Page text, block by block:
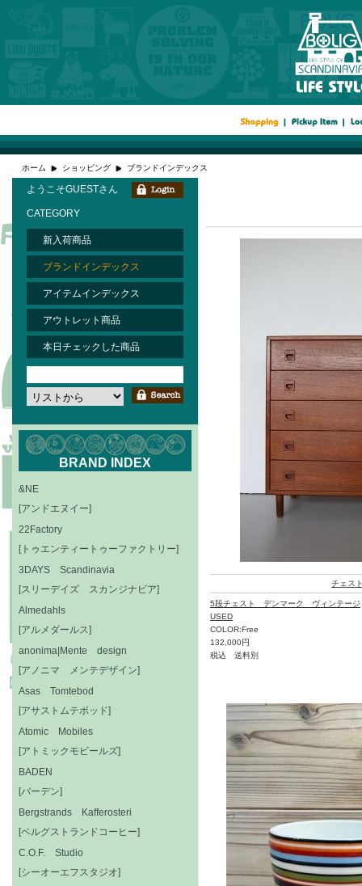
ホーム ショッピング ブランドインデックス
チェス
5段チェスト デンマーク ヴィンテージ
USED
COLOR:Free
132,000円
税込 送料別
ようこそGUESTさん
CATEGORY
新入荷商品
ブランドインデックス
アイテムインデックス
アウトレット商品
本日チェックした商品
BRAND INDEX
&NE
[アンドエヌイー]
22Factory
[トゥエンティートゥーファクトリー]
3DAYS Scandinavia
[スリーデイズ スカンジナビア]
Almedahls
[アルメダールス]
anonima|Mente design
[アノニマ メンテデザイン]
Asas Tomtebod
[アサストムテボッド]
Atomic Mobiles
[アトミックモビールズ]
BADEN
[バーデン]
Bergstrands Kafferosteri
[ベルグストランドコーヒー]
C.O.F. Studio
[シーオーエフスタジオ]